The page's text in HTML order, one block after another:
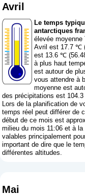
Avril
Le temps
antarctiques
élevée
Avril est 17.7 ℃
est 13.6 ℃
à plus haut
est autour de
vous attendre à
moyenne est
des précipitations est
Lors de la planification de
temps réel peut différer de
début de ce mois est
milieu du mois 11:06 et à
valables principalement
important de dire que le
différentes altitudes.
Mai